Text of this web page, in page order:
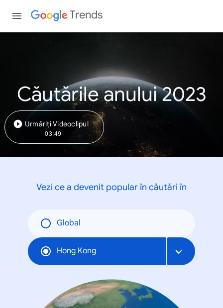
Trends
Căutările anului 2023
Urmăriți Videoclipul
03:49
Vezi ce a devenit popular în căutări în
Global
Hong Kong